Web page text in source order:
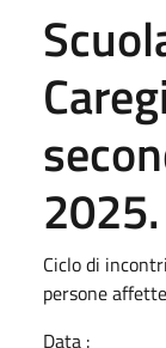
2025.
Ciclo di
persone
Data :